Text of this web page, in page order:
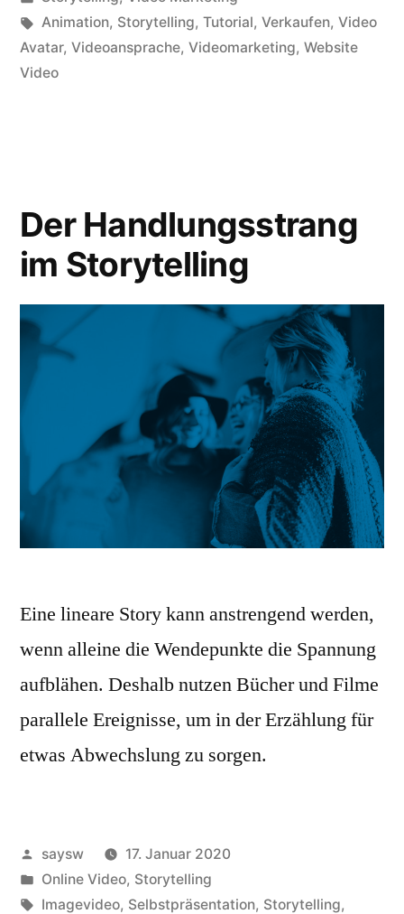
in
Schlagwörter:
Animation, Storytelling, Tutorial, Verkaufen, Video
Avatar, Videoansprache, Videomarketing, Website
Video
Der Handlungsstrang
im Storytelling
Eine lineare Story kann anstrengend werden,
wenn alleine die Wendepunkte die Spannung
aufblähen. Deshalb nutzen Bücher und Filme
parallele Ereignisse, um in der Erzählung für
etwas Abwechslung zu sorgen.
Veröffentlicht
von
saysw
17. Januar 2020
Veröffentlicht
in
Online Video, Storytelling
Schlagwörter:
Imagevideo, Selbstpräsentation, Storytelling,